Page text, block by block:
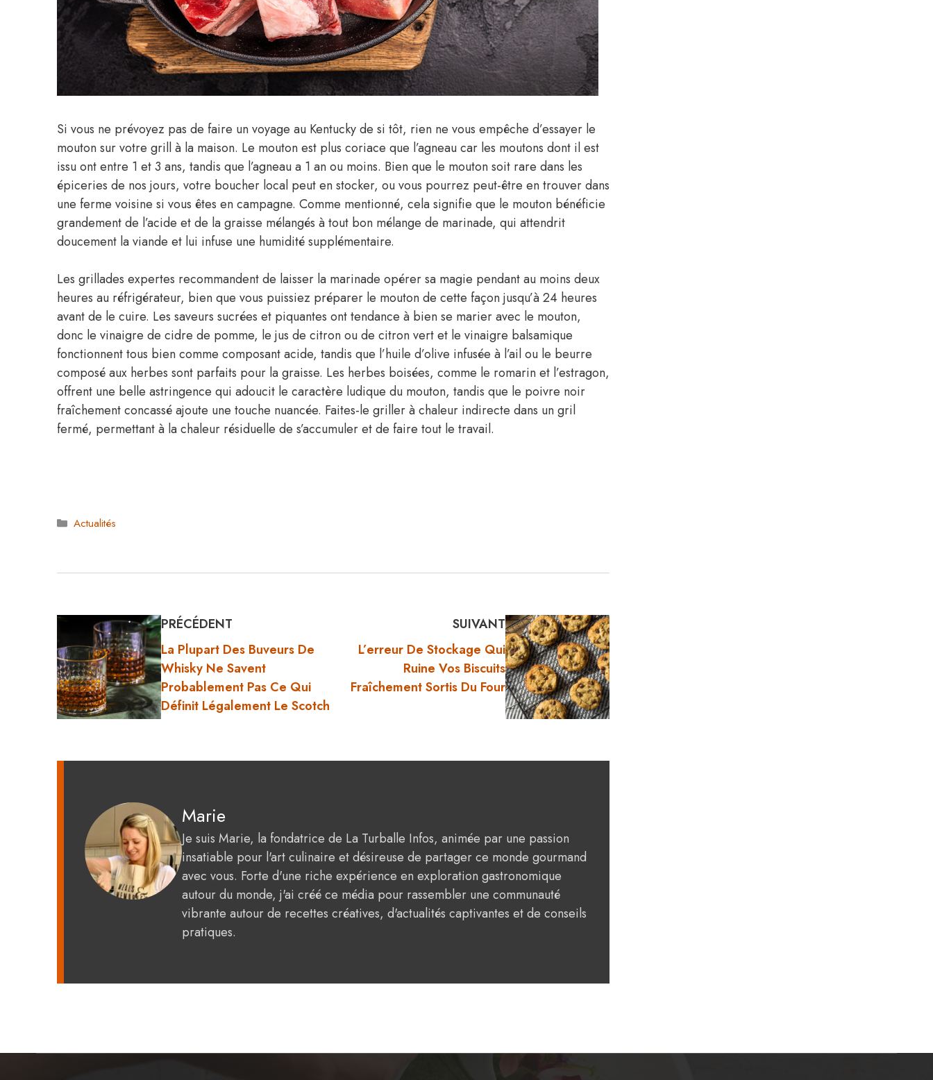
Si vous ne prévoyez pas de faire un voyage au Kentucky de si tôt, rien ne vous empêche d’essayer le
mouton sur votre grill à la maison. Le mouton est plus coriace que l’agneau car les moutons dont il est
issu ont entre 1 et 3 ans, tandis que l’agneau a 1 an ou moins. Bien que le mouton soit rare dans les
épiceries de nos jours, votre boucher local peut en stocker, ou vous pourrez peut-être en trouver dans
une ferme voisine si vous êtes en campagne. Comme mentionné, cela signifie que le mouton bénéficie
grandement de l’acide et de la graisse mélangés à tout bon mélange de marinade, qui attendrit
doucement la viande et lui infuse une humidité supplémentaire.
Les grillades expertes recommandent de laisser la marinade opérer sa magie pendant au moins deux
heures au réfrigérateur, bien que vous puissiez préparer le mouton de cette façon jusqu’à 24 heures
avant de le cuire. Les saveurs sucrées et piquantes ont tendance à bien se marier avec le mouton,
donc le vinaigre de cidre de pomme, le jus de citron ou de citron vert et le vinaigre balsamique
fonctionnent tous bien comme composant acide, tandis que l’huile d’olive infusée à l’ail ou le beurre
composé aux herbes sont parfaits pour la graisse. Les herbes boisées, comme le romarin et l’estragon,
offrent une belle astringence qui adoucit le caractère ludique du mouton, tandis que le poivre noir
fraîchement concassé ajoute une touche nuancée. Faites-le griller à chaleur indirecte dans un gril
fermé, permettant à la chaleur résiduelle de s’accumuler et de faire tout le travail.
Catégories
Actualités
PRÉCÉDENT
La Plupart Des Buveurs De
Whisky Ne Savent
Probablement Pas Ce Qui
Définit Légalement Le Scotch
SUIVANT
L’erreur De Stockage Qui
Ruine Vos Biscuits
Fraîchement Sortis Du Four
Marie
Je suis Marie, la fondatrice de La Turballe Infos, animée par une passion
insatiable pour l'art culinaire et désireuse de partager ce monde gourmand
avec vous. Forte d'une riche expérience en exploration gastronomique
autour du monde, j'ai créé ce média pour rassembler une communauté
vibrante autour de recettes créatives, d'actualités captivantes et de conseils
pratiques.